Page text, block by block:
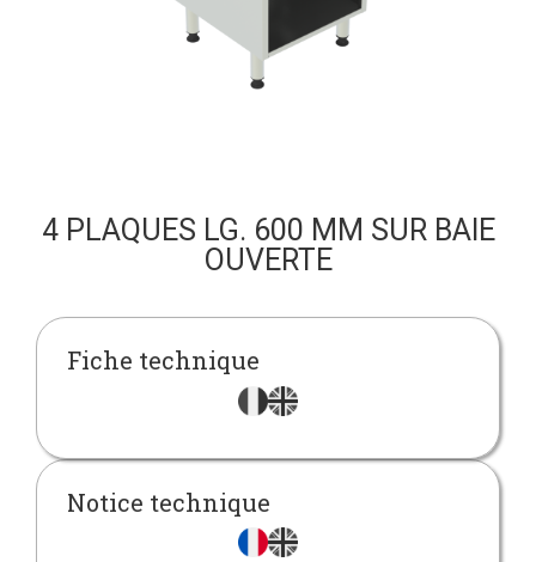
4 PLAQUES LG. 600 MM SUR BAIE
OUVERTE
Fiche technique
Notice technique